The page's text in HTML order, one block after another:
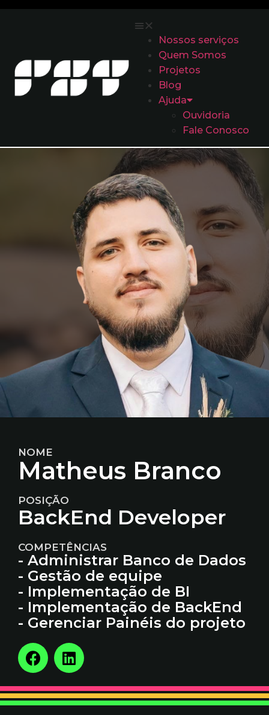
Nossos serviços
Quem Somos
Projetos
Blog
Ajuda
Ouvidoria
Fale Conosco
NOME
Matheus Branco
POSIÇÃO
BackEnd Developer
COMPETÊNCIAS
- Administrar Banco de Dados
- Gestão de equipe
- Implementação de BI
- Implementação de BackEnd
- Gerenciar Painéis do projeto